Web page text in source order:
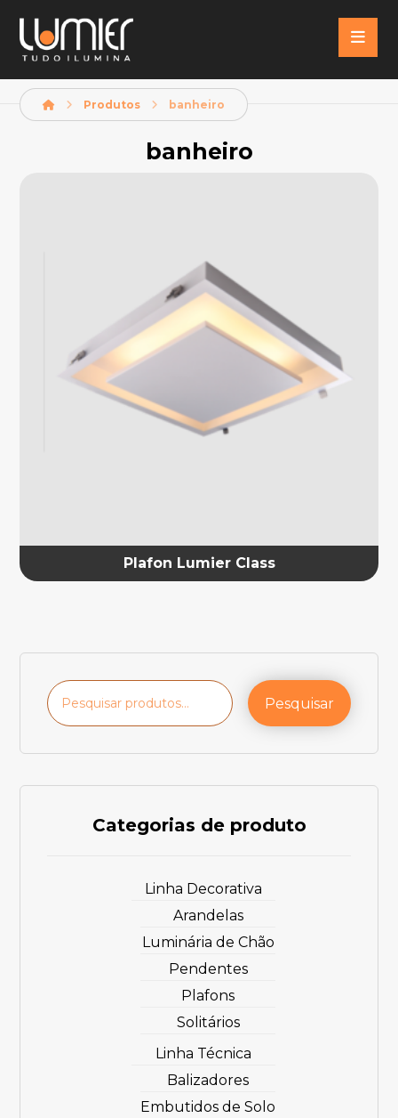
Produtos banheiro
banheiro
Plafon Lumier Class
Pesquisar
Categorias de produto
Linha Decorativa
Arandelas
Luminária de Chão
Pendentes
Plafons
Solitários
Linha Técnica
Balizadores
Embutidos de Solo